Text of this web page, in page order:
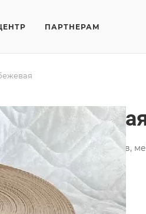
ПАРТНЕРАМ
7.1
ортопедических матрасов,